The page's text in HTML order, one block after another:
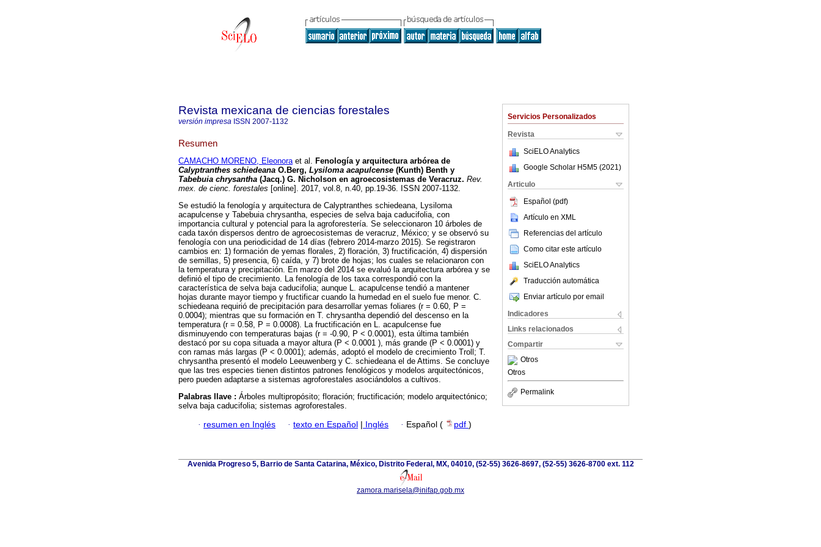
Servicios Personalizados
Revista
SciELO Analytics
Google Scholar H5M5 (2021 )
Articulo
Español (pdf)
Artículo en XML
Referencias del artículo
Como citar este artículo
SciELO Analytics
Traducción automática
Enviar artículo por email
Indicadores
Links relacionados
Compartir
Otros
Otros
Permalink
Revista mexicana de ciencias forestales
versión impresa ISSN 2007-1132
Resumen
CAMACHO MORENO, Eleonoraet al. Fenología y arquitectura arbórea de
Calyptranthes schiedeana O.Berg, Lysiloma acapulcense (Kunth) Benth y
Tabebuia chrysantha (Jacq.) G. Nicholson en agroecosistemas de Veracruz. Rev.
mex. de cienc. forestales [online]. 2017, vol.8, n.40, pp.19-36. ISSN 2007-1132.
Se estudió la fenología y arquitectura de Calyptranthes schiedeana, Lysiloma
acapulcense y Tabebuia chrysantha, especies de selva baja caducifolia, con
importancia cultural y potencial para la agroforestería. Se seleccionaron 10 árboles de
cada taxón dispersos dentro de agroecosistemas de veracruz, México; y se observó su
fenología con una periodicidad de 14 días (febrero 2014-marzo 2015). Se registraron
cambios en: 1) formación de yemas florales, 2) floración, 3) fructificación, 4) dispersión
de semillas, 5) presencia, 6) caída, y 7) brote de hojas; los cuales se relacionaron con
la temperatura y precipitación. En marzo del 2014 se evaluó la arquitectura arbórea y se
definió el tipo de crecimiento. La fenología de los taxa correspondió con la
característica de selva baja caducifolia; aunque L. acapulcense tendió a mantener
hojas durante mayor tiempo y fructificar cuando la humedad en el suelo fue menor. C.
schiedeana requirió de precipitación para desarrollar yemas foliares (r = 0.60, P =
0.0004); mientras que su formación en T. chrysantha dependió del descenso en la
temperatura (r = 0.58, P = 0.0008). La fructificación en L. acapulcense fue
disminuyendo con temperaturas bajas (r = -0.90, P < 0.0001), esta última también
destacó por su copa situada a mayor altura (P < 0.0001 ), más grande (P < 0.0001) y
con ramas más largas (P < 0.0001); además, adoptó el modelo de crecimiento Troll; T.
chrysantha presentó el modelo Leeuwenberg y C. schiedeana el de Attims. Se concluye
que las tres especies tienen distintos patrones fenológicos y modelos arquitectónicos,
pero pueden adaptarse a sistemas agroforestales asociándolos a cultivos.
Palabras llave : Árboles multipropósito; floración; fructificación; modelo arquitectónico;
selva baja caducifolia; sistemas agroforestales.
· resumen en Inglés · texto en Español | Inglés · Español ( pdf )
Avenida Progreso 5, Barrio de Santa Catarina, México, Distrito Federal, MX, 04010, (52-55) 3626-8697, (52-55) 3626-8700 ext. 112
zamora.marisela@inifap.gob.mx